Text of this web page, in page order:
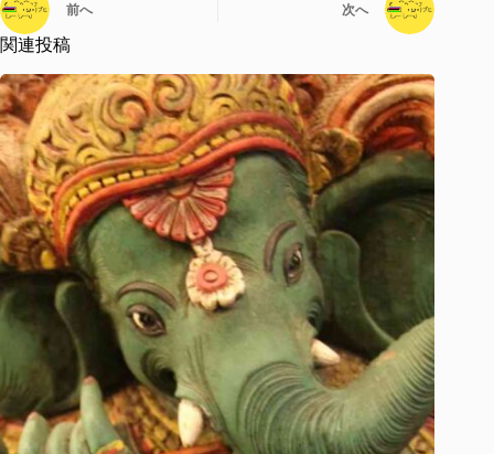
前へ 次へ
関連投稿